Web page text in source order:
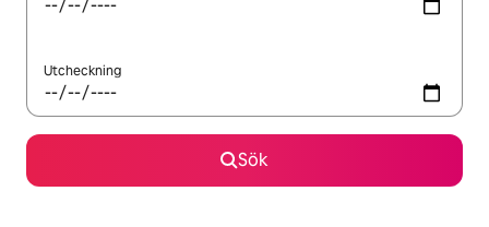
Utcheckning
Sök